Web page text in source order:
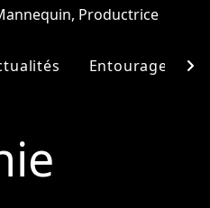
Productrice
Entourage chevron_right